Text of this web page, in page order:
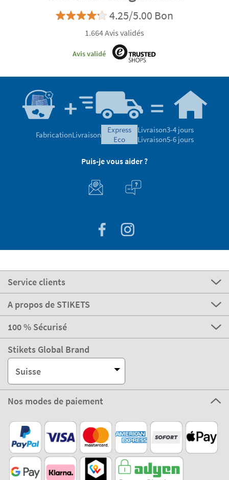
4.25/5.00 Bon
1.664 Avis validés
Avis validé
FabricationLivraison
express
eco
Livraison3-4 jours
Livraison5-6 jours
Puis-je vous aider ?
Service clients
A propos de STIKETS
100 % Sécurisé
Stikets Global Brand
Suisse
Nos modes de paiement